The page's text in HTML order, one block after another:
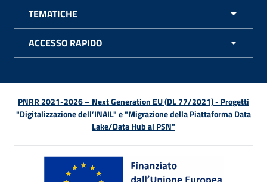
TEMATICHE
ACCESSO RAPIDO
PNRR 2021-2026 – Next Generation EU (DL 77/2021) - Progetti
"Digitalizzazione dell’INAIL" e "Migrazione della Piattaforma Data
Lake/Data Hub al PSN"